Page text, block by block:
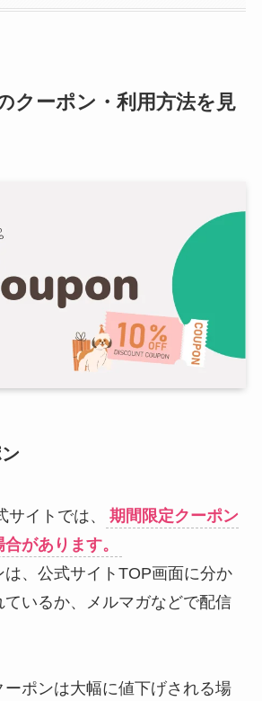
クーポン・利用方法を見
イトでは、
期間限定クーポン
があります。
、公式サイトTOP画面に分か
ているか、メルマガなどで配信
ポンは大幅に値下げされる場